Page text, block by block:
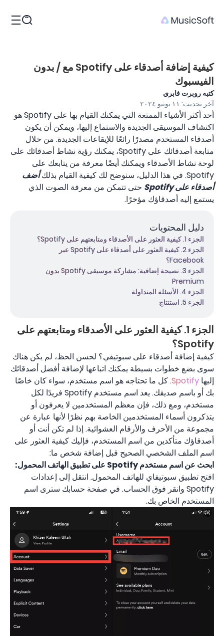
كيفية إضافة أصدقاء على Spotify مع / بدون
الفيسبوك
كتبه روبرت فابري
آخر تحديث: ١١ يونيو ٢٠٢٤
أحد أكثر الأشياء الممتعة التي يمكنك القيام بها على Spotify هو
اكتشاف الموسيقى الجديدة والاستماع إليها، ويمكن أن يكون
أصدقاء المستخدم مصدرًا رائعًا للإيقاعات الجديدة. من خلال
متابعة أصدقائك على Spotify، يمكنك رؤية نشاط أصدقائك على
لوحة نشاط الأصدقاء ويمكنك أيضًا معرفة من يتابعك على
Spotify. في هذا الدليل، سنوضح لك كيفية القيام بذلك
أضف
أصدقاء على Spotify
حتى تتمكن من معرفة الصوت الذي
يستمع إليه أصدقاؤك مؤخرًا.
دليل المحتويات
الجزء 1. كيفية العثور على الأصدقاء ومتابعتهم على Spotify؟
الجزء 2. كيفية العثور على أصدقاء على Spotify عبر
Facebook؟
الجزء 3. نصيحة إضافية: مشاركة موسيقى Spotify بدون
Premium
الجزء 4. الأسئلة المتداولة
الجزء 5. استنتاج
الجزء 1. كيفية العثور على الأصدقاء ومتابعتهم على
Spotify؟
كيفية إضافة أصدقاء على سبوتيفي؟ لحسن الحظ، لم يكن هناك
سوى بضع خطوات بسيطة يمكنك اتباعها لإضافة أفضل أصدقائك
إليها Spotify. كل ما تحتاجه هو اسم مستخدم، سواء كان خاصًا
بك أو باسم صديقك. يعد اسم مستخدم Spotify فريدًا لكل
مستخدم، ومع ذلك، فإن معظم المستخدمين لا يعرفون أو
يتذكرون أسماء المستخدمين الخاصة بهم نظرًا لأنها عبارة عن
مجموعة من الأحرف والأرقام العشوائية. إذا لم تكن أنت أو
أصدقاؤك متأكدين من اسم المستخدم، فإليك كيفية العثور على
اسم الملف الشخصي الصحيح قبل إضافة شخص ما:
ابحث عن اسم مستخدم Spotify على تطبيق الهاتف المحمول:
افتح تطبيق سبوتيفاي للهاتف المحمول. انتقل إلى إعدادات
Spotify وانقر فوق الحساب. في صفحة حسابك سترى اسم
المستخدم الخاص بك.